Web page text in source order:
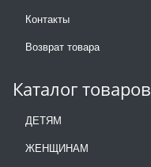
Контакты
Возврат товара
Каталог товаров
ДЕТЯМ
ЖЕНЩИНАМ